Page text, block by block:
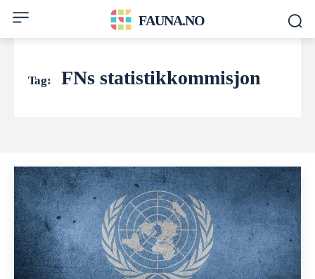
FAUNA.NO
Tag: FNs statistikkommisjon